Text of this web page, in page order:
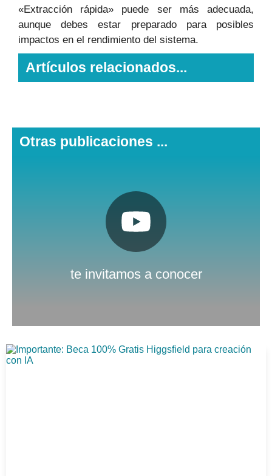
«Extracción rápida» puede ser más adecuada,
aunque debes estar preparado para posibles
impactos en el rendimiento del sistema.
Artículos relacionados...
Otras publicaciones ...
te invitamos a conocer
Pulsa aquí